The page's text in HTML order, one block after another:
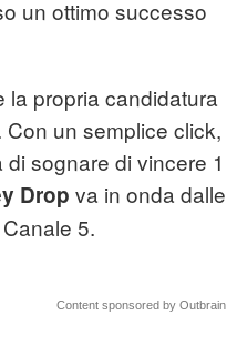
un ottimo successo
la propria candidatura
un semplice click,
sognare di vincere 1
Drop va in onda dalle
5.
Content sponsored by Outbrain